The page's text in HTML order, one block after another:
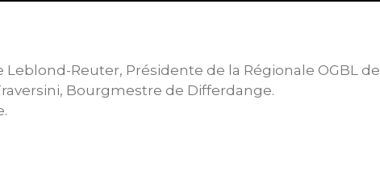
Reuter, Présidente de la Régionale OGBL de
Bourgmestre de Differdange.